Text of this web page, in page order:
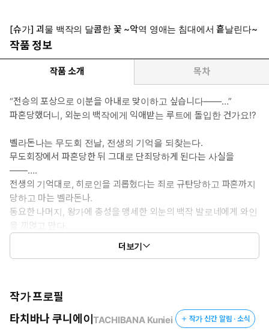
[슈가] 괴물 백작의 달콤한 꽃 ~악역 영애는 침대에서 흩날린다~
작품 정보
작품 소개 목차
“전승의 포상으로 이분을 아내로 맞이하고 싶습니다――…”
파혼당했더니, 외눈의 백작에게 익애받는 루트에 돌입한 건가요!?
벨라돈나는 무도회 전날, 전생의 기억을 되찾는다.
무도회장에서 파혼당한 뒤 그대로 단죄당하게 된다는 사실을
――….
전생의 기억대로, 히로인을 괴롭혔다는 죄로 규탄당하고 파혼까지
당하고 마는 벨라돈나.
동요한 나머지, 왕가에 충성을 맹세한 외눈의 백작 발로네에게 와인
을 끼얹고 만다.
이대로 단죄당할 수밖에 없다고 체념한 그때…….
그 와인에는 벨라돈나가 운명을 바꾸기 위해 필사적으로 손에 넣은
더보기
작가 프로필
타치바나 쿠니에이TACHIBANA Kuniei 작가 신간 알림 · 소식